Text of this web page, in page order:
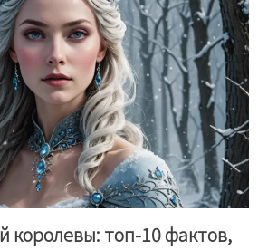
королевы: топ-10 фактов,